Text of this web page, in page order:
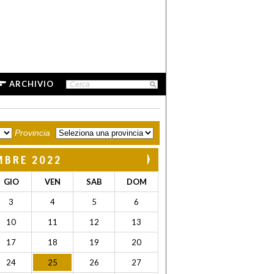
ARCHIVIO
Provincia
2022
GIO VEN SAB DOM
3 4 5 6
10 11 12 13
17 18 19 20
24 25 26 27